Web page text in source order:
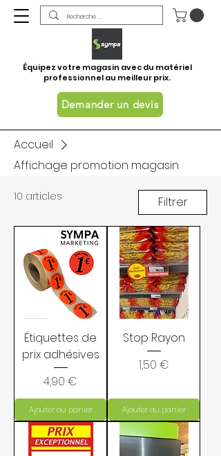
Équipez votre magasin avec du matériel
professionnel au meilleur prix.
Demander un devis
Accueil
Affichage promotion magasin
10 articles Filtrer
Étiquettes de
prix adhésives
Prix
4,90 €
Ajouter au panier
Stop Rayon
Prix
1,50 €
Ajouter au panier